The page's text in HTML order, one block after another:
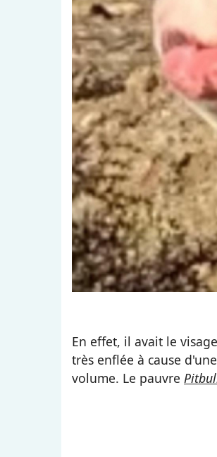
En effet, il avait le
très enflée à cause
volume. Le pauvre